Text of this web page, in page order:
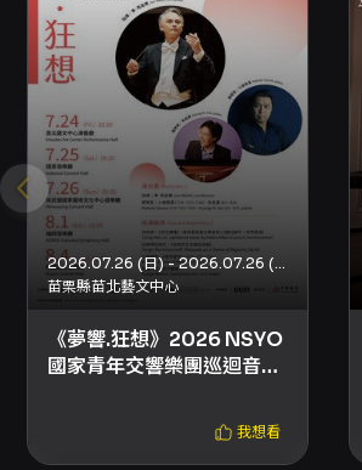
指揮｜準．馬寇爾
鋼琴家｜希斯金
國家青年交響樂團
Jun Märkl, conductor
Dmitry Shishkin, piano
National Symphony Youth
【演出人員介紹】
指揮／準．馬寇爾 Jun Märkl,
準．馬寇爾出生於德國慕尼黑，
名家伯恩斯坦、小澤征爾學習。
爾被讚譽為德奧樂派作品的權威
2026.07.26 (日) - 2026.07.26 (日)
苗栗縣苗北藝文中心
《夢響.狂想》2026 NSYO
國家青年交響樂團巡迴音樂
我想看